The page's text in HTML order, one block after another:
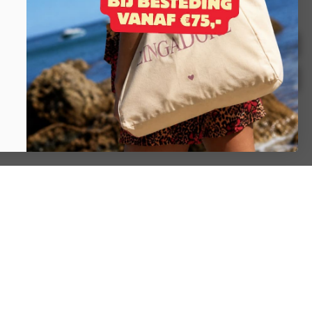
Contact opnemen?
WhatsApp ons
Stuur een e-mail
Of neem op een andere manier contact op